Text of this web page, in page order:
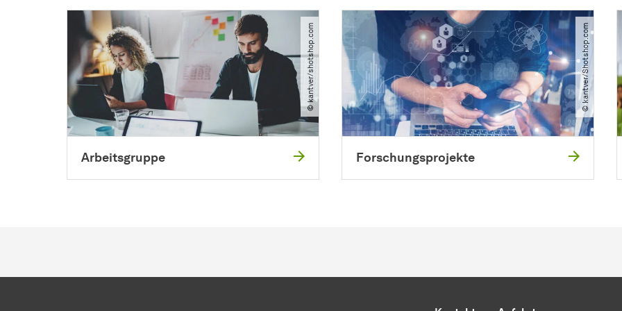
© kantver​/​shotshop.com
Arbeitsgruppe
© kantver​/​Shotshop.com
Forschungsprojekte